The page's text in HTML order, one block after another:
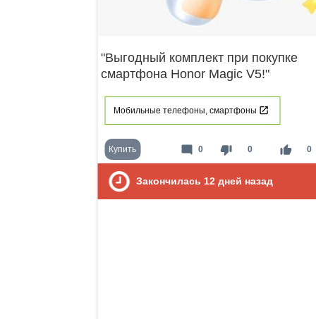
"Выгодный комплект при покупке
смартфона Honor Magic V5!"
Мобильные телефоны, смартфоны
Купить thumb_down 0 thumb_up 0
mode_comment 0
Закончилась 12 дней назад